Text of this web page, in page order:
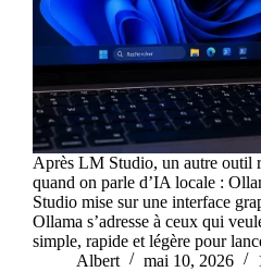
Après LM Studio, un autre outil
quand on parle d’IA locale :
Studio mise sur une interface
Ollama s’adresse à ceux qui
simple, rapide et légère pour
Albert
mai 10, 2026